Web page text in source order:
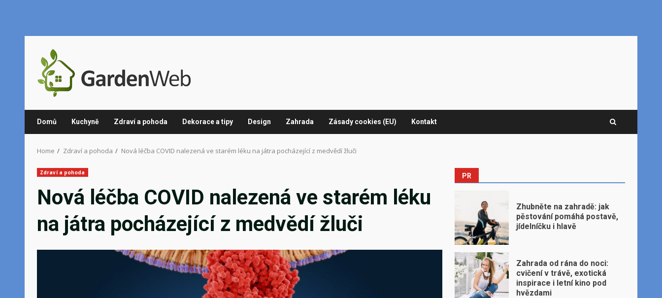
content
Domů Kuchyně Zdraví a pohoda Dekorace a tipy Design Zahrada Zásady cookies (EU) Kontakt
Home Zdraví a pohoda Nová léčba COVID nalezená ve starém léku na játra pocházející z medvědí žluči
Zdraví a pohoda
Nová léčba COVID nalezená ve starém léku
na játra pocházející z medvědí žluči
PR
Zhubněte na zahradě: jak
pěstování pomáhá postavě,
jídelníčku i hlavě
Zahrada od rána do noci:
cvičení v trávě, exotická
inspirace i letní kino pod
hvězdami